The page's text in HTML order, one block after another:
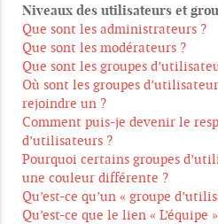
Niveaux des utilisateurs et
Que sont les administrateurs ?
Que sont les modérateurs ?
Que sont les groupes
Où sont les groupes
rejoindre un ?
Comment puis-je devenir le
d’utilisateurs ?
Pourquoi certains groupes
une couleur différente ?
Qu’est-ce qu’un « groupe
Qu’est-ce que le lien « L’équipe